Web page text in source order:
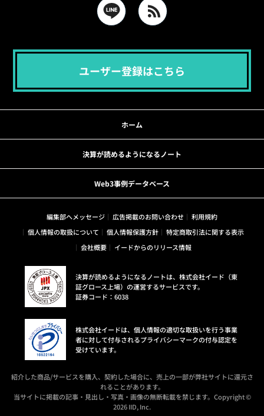
ユーザー登録はこちら
ホーム
決算が読めるようになるノート
Web3事例データベース
編集部へメッセージ 広告掲載のお問い合わせ
利用規約
個人情報の取扱について
個人情報保護方針
特定商取引法に関する表示
会社概要
イードからのリリース情報
決算が読めるようになるノートは、株式会社イード（東
証グロース上場）の運営するサービスです。
証券コード：6038
株式会社イードは、個人情報の適切な取扱いを行う事業
者に対して付与されるプライバシーマークの付与認定を
受けています。
紹介した商品/サービスを購入、契約した場合に、売上の一部が弊社サイトに還元さ
れることがあります。
当サイトに掲載の記事・見出し・写真・画像の無断転載を禁じます。Copyright ©
2026 IID, Inc.